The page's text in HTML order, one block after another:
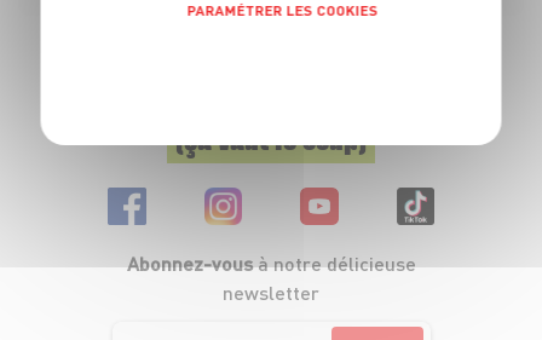
(ça vaut le coup)
Abonnez-vousà notre délicieuse
newsletter
PARAMÉTRER LES COOKIES